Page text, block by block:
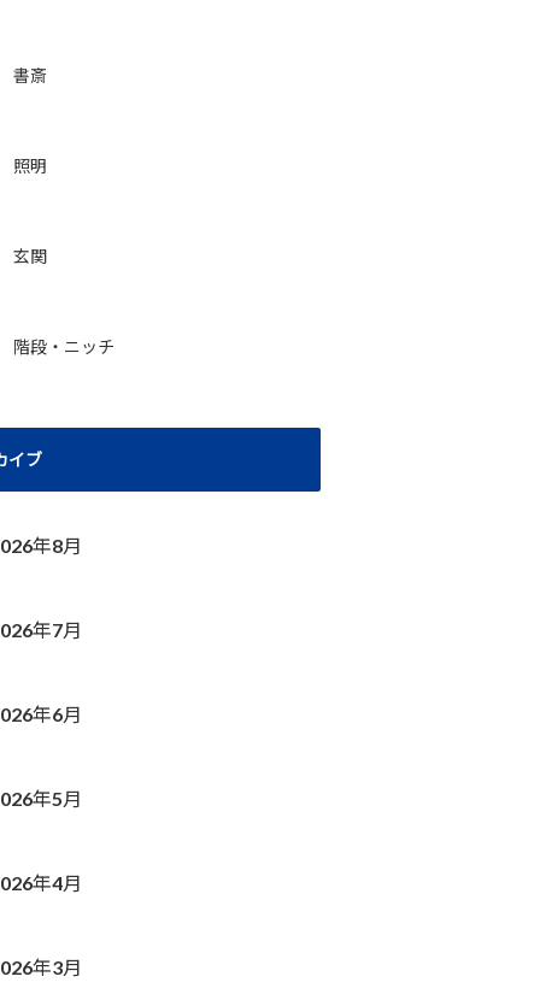
書斎
照明
玄関
階段・ニッチ
イブ
年8月
年7月
年6月
年5月
年4月
年3月